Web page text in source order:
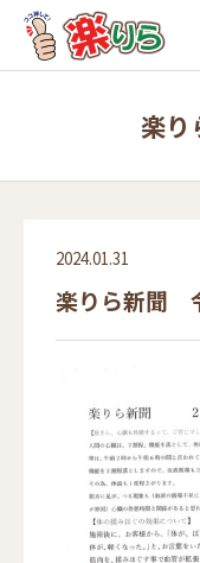
楽り
2024.01.31
楽りら新聞